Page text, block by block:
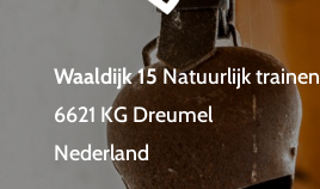
Waaldijk 15Natuurlijk trainen
6621 KG Dreumel
Nederland